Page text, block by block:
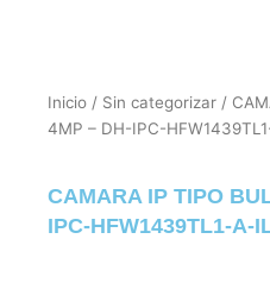
Inicio / Sin categorizar /
4MP – DH-IPC-
CAMARA IP TIPO
IPC-HFW1439TL1-A-